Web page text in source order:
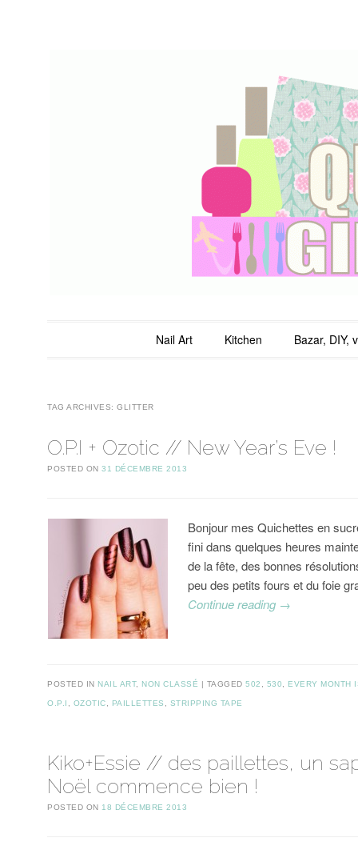
QuicheGirl
Nail Art Kitchen Bazar, DIY,
TAG ARCHIVES:GLITTER
O.P.I + Ozotic // New Year’s Eve !
POSTED ON31 DÉCEMBRE 2013
Bonjour mes Quichettes en
fini dans quelques heures
de la fête, des bonnes
peu des petits fours et du foie
Continue reading →
POSTED IN NAIL ART, NON CLASSÉ TAGGED502 530 EVERY MONTH
O.P.I OZOTIC PAILLETTES STRIPPING TAPE
Kiko+Essie // des paillettes, un
Noël commence bien !
POSTED ON 18 DÉCEMBRE 2013